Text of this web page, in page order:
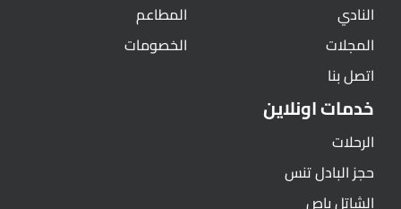
النادي
المجلات
اتصل بنا
المطاعم
الخصومات
خدمات اونلاين
الرحلات
حجز البادل تنس
الشاتل باص